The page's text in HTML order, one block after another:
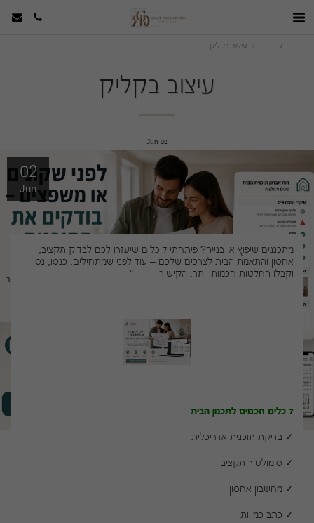
עיצוב בקליק
עיצוב בקליק
02
Jun
02
Jun
מתכננים שיפוץ או בנייה? פיתחתי 7 כלים שיעזרו לכם לבדוק תקציב,
אחסון והתאמת הבית לצרכים שלכם – עוד לפני שמתחילים. כנסו, נסו
וקבלו החלטות חכמות יותר. הקישור
"
7 כלים חכמים לתכנון הבית
✓ בדיקת תוכנית אדריכלית
✓ סימולטור תקציב
✓ מחשבון אחסון
✓ כתב כמויות